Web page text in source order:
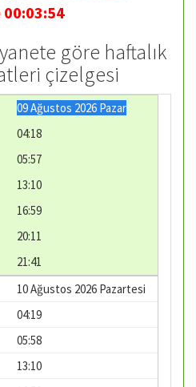
00:03:54
göre haftalık
çizelgesi
09 Ağustos 2026 Pazar
04:18
05:57
13:10
16:59
20:11
21:41
10 Ağustos 2026 Pazartesi
04:19
05:58
13:10